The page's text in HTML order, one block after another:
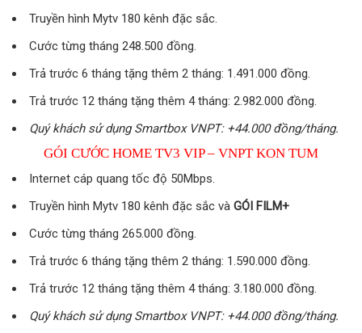
Truyền hình Mytv 180 kênh đặc sắc.
Cước từng tháng 248.500 đồng.
Trả trước 6 tháng tặng thêm 2 tháng: 1.491.000 đồng.
Trả trước 12 tháng tặng thêm 4 tháng: 2.982.000 đồng.
Quý khách sử dụng Smartbox VNPT: +44.000 đồng/tháng.
GÓI CƯỚC HOME TV3 VIP – VNPT KON TUM
Internet cáp quang tốc độ 50Mbps.
Truyền hình Mytv 180 kênh đặc sắc và GÓI FILM+
Cước từng tháng 265.000 đồng.
Trả trước 6 tháng tặng thêm 2 tháng: 1.590.000 đồng.
Trả trước 12 tháng tặng thêm 4 tháng: 3.180.000 đồng.
Quý khách sử dụng Smartbox VNPT: +44.000 đồng/tháng.